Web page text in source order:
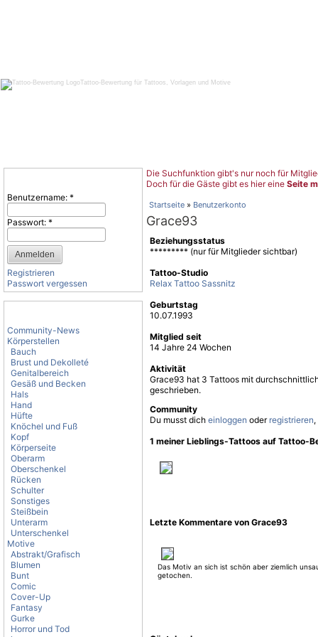
Tattoo-Bewertung für Tattoos, Vorlagen und Motive
Benutzername: *
Passwort: *
Registrieren
Passwort vergessen
Community-News
Körperstellen
Bauch
Brust und Dekolleté
Genitalbereich
Gesäß und Becken
Hals
Hand
Hüfte
Knöchel und Fuß
Kopf
Körperseite
Oberarm
Oberschenkel
Rücken
Schulter
Sonstiges
Steißbein
Unterarm
Unterschenkel
Motive
Abstrakt/Grafisch
Blumen
Bunt
Comic
Cover-Up
Fantasy
Gurke
Horror und Tod
Die Suchfunktion gibt's nur noch für
Doch für die Gäste gibt es hier eine Seite
Startseite » Benutzerkonto
Grace93
Beziehungsstatus
********* (nur für Mitglieder sichtbar)
Tattoo-Studio
Relax Tattoo Sassnitz
Geburtstag
10.07.1993
Mitglied seit
14 Jahre 24 Wochen
Aktivität
Grace93 hat 3 Tattoos mit
geschrieben.
Community
Du musst dich einloggen oder registrieren
1 meiner Lieblings-Tattoos auf Tattoo-
Letzte Kommentare von Grace93
Das Motiv an sich ist schön aber ziemlich
getochen.